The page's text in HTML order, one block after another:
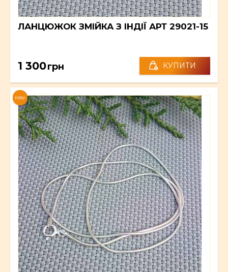
ЛАНЦЮЖОК ЗМІЙКА З ІНДІЇ АРТ 29021-15
1 300грн КУПИТИ
NEW